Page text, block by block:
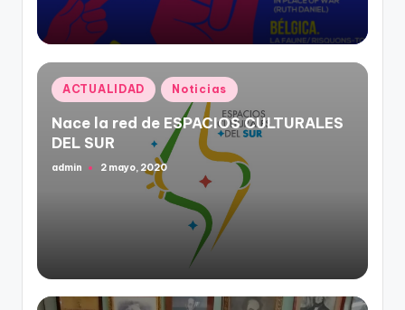
Publicado
en
ACTUALIDAD Noticias
Nace la red de ESPACIOS CULTURALES
DEL SUR
Publicado
admin 2 mayo, 2020